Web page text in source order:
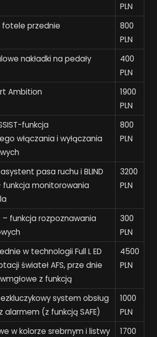
PLN
fotele przednie
800
PLN
nakładki na pedały
400
PLN
Ambition
1900
PLN
funkcja
włączania i wyłączania
800
PLN
asystent pasa ruchu i BLIND
funkcja monitorowania
3200
PLN
– funkcja rozpoznawania
300
PLN
w technologii Full L ED
świateł AFS, prze dnie
z funkcją
4500
PLN
bezkluczykowy system obsług
alarmem (z funkcją SAFE)
1000
PLN
w kolorze srebrnym i listwy
1700